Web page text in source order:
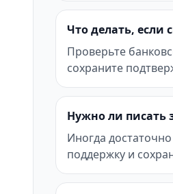
Что делать, если
Проверьте
сохраните
Нужно ли писать
Иногда
поддержку и